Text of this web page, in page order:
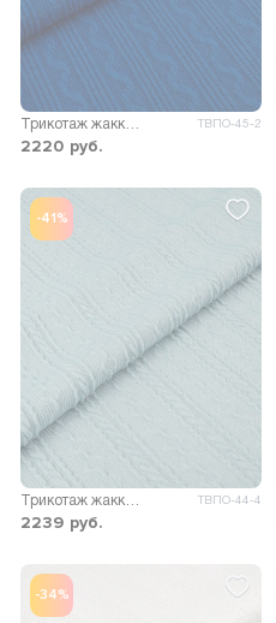
ТВПО-45-2
2220 руб.
-41%
ТВПО-44-4
2239 руб.
-34%